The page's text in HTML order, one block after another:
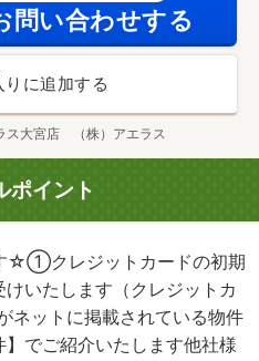
問い合わせする
りに追加する
ス大宮店 （株）アエラス
ポイント
☆①クレジットカードの初期
いたします（クレジットカ
ットに掲載されている物件
でご紹介いたします他社様